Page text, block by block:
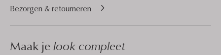
Bezorgen & retourneren
Maak je look compleet